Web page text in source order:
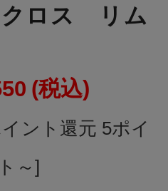
クロス リム
(税込)
ント還元 5ポイ
～]